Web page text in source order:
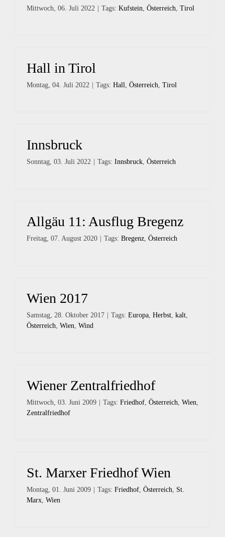
Mittwoch, 06. Juli 2022 Tags: Kufstein, Österreich, Tirol
Hall in Tirol
Montag, 04. Juli 2022 Tags: Hall, Österreich, Tirol
Innsbruck
Sonntag, 03. Juli 2022 Tags: Innsbruck, Österreich
Allgäu 11: Ausflug Bregenz
Freitag, 07. August 2020 Tags: Bregenz, Österreich
Wien 2017
Samstag, 28. Oktober 2017 Tags: Europa, Herbst, kalt,
Österreich, Wien, Wind
Wiener Zentralfriedhof
Mittwoch, 03. Juni 2009 Tags: Friedhof, Österreich, Wien,
Zentralfriedhof
St. Marxer Friedhof Wien
Montag, 01. Juni 2009 Tags: Friedhof, Österreich, St.
Marx, Wien